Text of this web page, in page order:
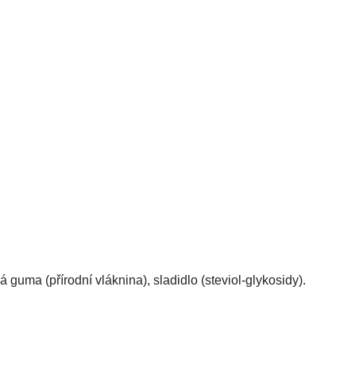
guma (přírodní vláknina), sladidlo (steviol-glykosidy).